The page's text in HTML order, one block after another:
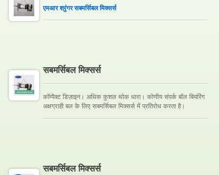
एमआर श्रृंगर सबमर्सिबल मिक्सर्स
सबमर्सिबल मिक्सर्स
कॉम्पैक्ट डिज़ाइन। अधिक कुशल थोक धारा। कोणीय संपर्क बॉल बियरिंग
अक्षग्राही बल के लिए सबमर्सिबल मिक्सर्स में प्रतिरोध करता है।
सबमर्सिबल मिक्सर्स